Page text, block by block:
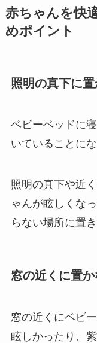
赤ちゃんを快
めポイント
照明の真下に
ベビーベッドに
いていることにな
照明の真下や近
ゃんが眩しくな
らない場所に置
窓の近くに置
窓の近くにベビ
眩しかったり、